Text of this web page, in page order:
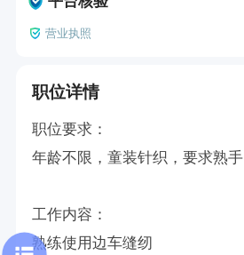
营业执照
职位详情
职位要求：
年龄不限，童装针织，要求熟手
工作内容：
熟练使用边车缝纫